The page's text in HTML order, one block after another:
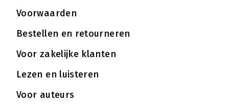
Voorwaarden
Bestellen en retourneren
Voor zakelijke klanten
Lezen en luisteren
Voor auteurs